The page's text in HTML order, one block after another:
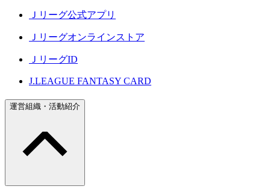
Ｊリーグ公式アプリ
Ｊリーグオンラインストア
ＪリーグID
J.LEAGUE FANTASY CARD
運営組織・活動紹介